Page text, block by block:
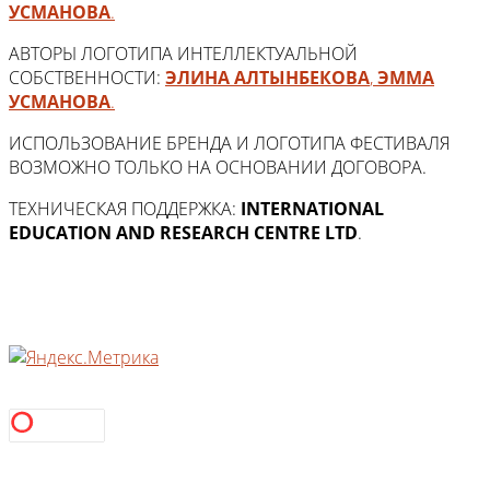
УСМАНОВА.
АВТОРЫ ЛОГОТИПА ИНТЕЛЛЕКТУАЛЬНОЙ
СОБСТВЕННОСТИ: ЭЛИНА АЛТЫНБЕКОВА,ЭММА
УСМАНОВА.
ИСПОЛЬЗОВАНИЕ БРЕНДА И ЛОГОТИПА ФЕСТИВАЛЯ
ВОЗМОЖНО ТОЛЬКО НА ОСНОВАНИИ ДОГОВОРА.
ТЕХНИЧЕСКАЯ ПОДДЕРЖКА: INTERNATIONAL
EDUCATION AND RESEARCH CENTRE LTD.